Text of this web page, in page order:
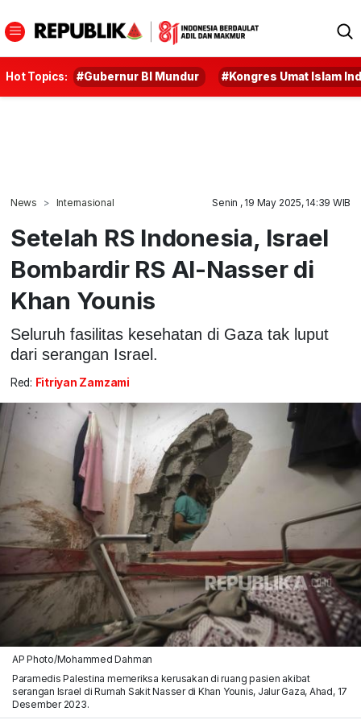
Hot Topics: #Gubernur BI Mundur #Kongres Umat Islam
News Internasional Senin , 19 May 2025, 14:39 WIB
Setelah RS Indonesia, Israel
Bombardir RS Al-Nasser di
Khan Younis
Seluruh fasilitas kesehatan di Gaza tak luput
dari serangan Israel.
Red: Fitriyan Zamzami
AP Photo/Mohammed Dahman
Paramedis Palestina memeriksa kerusakan di ruang pasien akibat
serangan Israel di Rumah Sakit Nasser di Khan Younis, Jalur Gaza, Ahad, 17
Desember 2023.